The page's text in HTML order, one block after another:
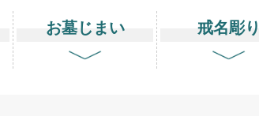
お墓じまい 戒名彫